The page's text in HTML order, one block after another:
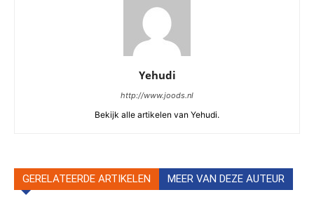
Yehudi
http://www.joods.nl
Bekijk alle artikelen van Yehudi.
GERELATEERDE ARTIKELEN MEER VAN DEZE AUTEUR